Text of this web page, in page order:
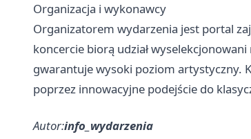
Organizacja i wykonawcy
Organizatorem wydarzenia jest portal
koncercie biorą udział
gwarantuje wysoki poziom artystyczny.
poprzez innowacyjne podejście do
Autor:info_wydarzenia